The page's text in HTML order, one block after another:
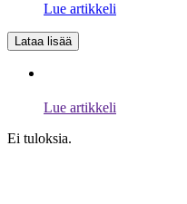
Lue artikkeli
Lataa lisää
Lue artikkeli
Ei tuloksia.